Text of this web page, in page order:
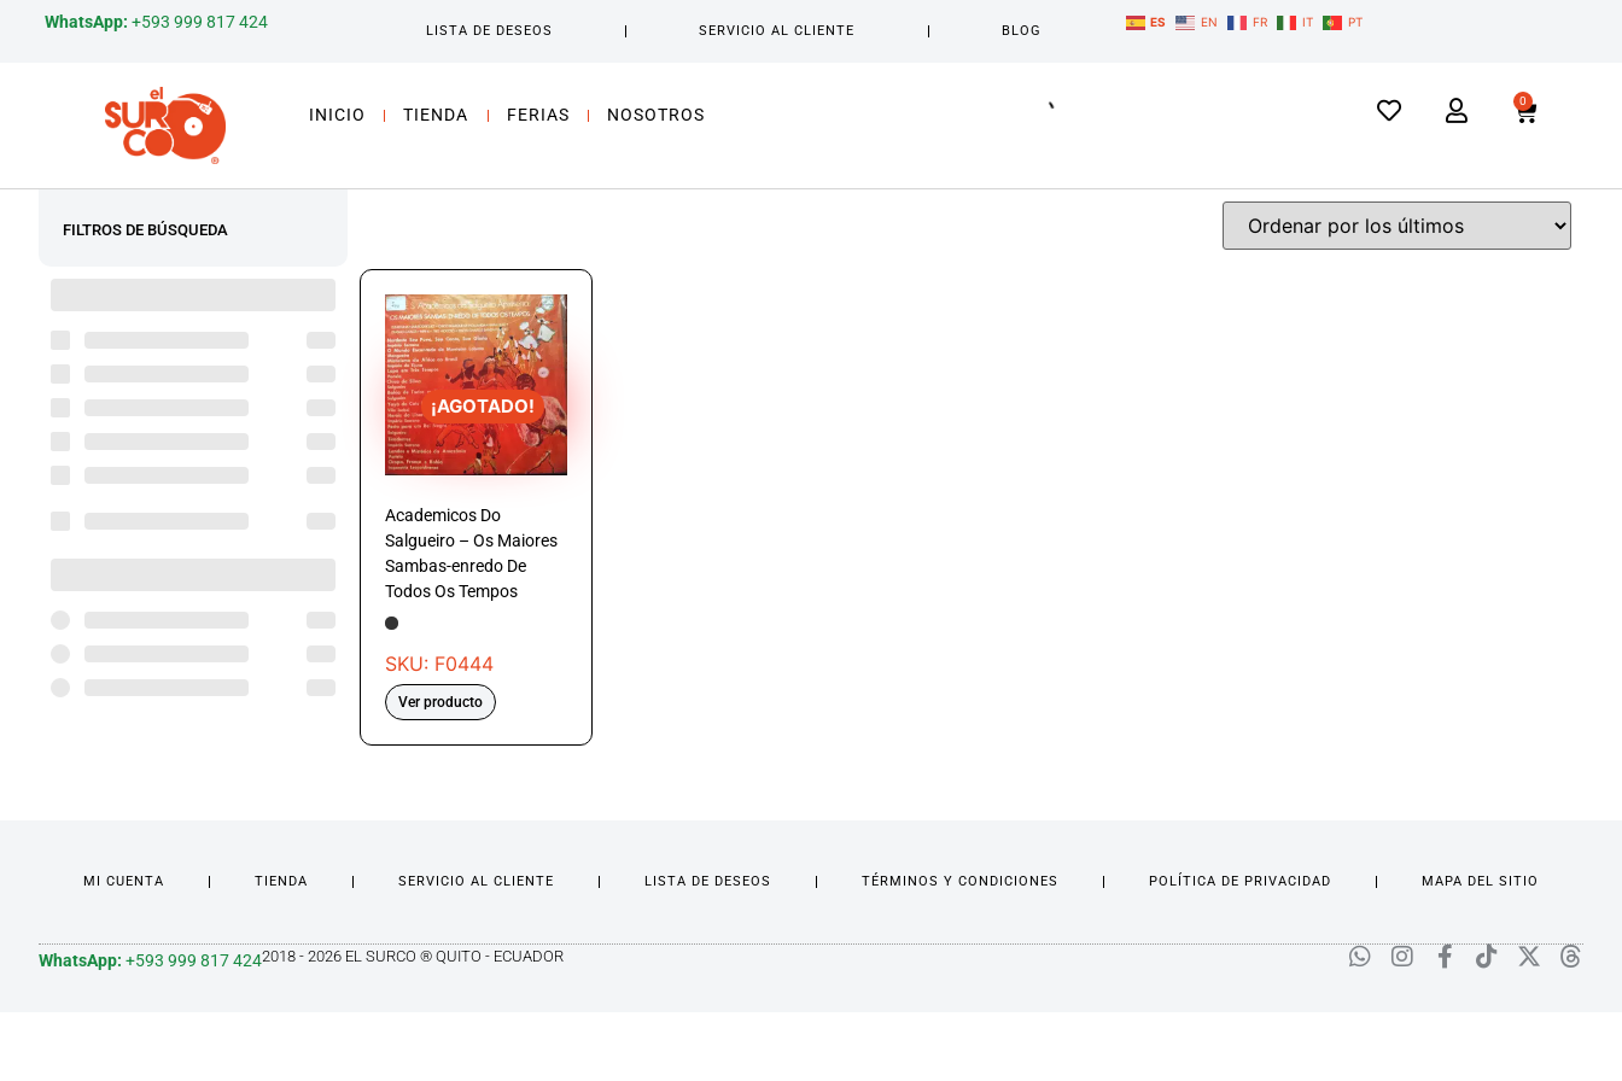
WhatsApp: +593 999 817 424 LISTA DE DESEOS SERVICIO AL CLIENTE BLOG
ES EN FR IT PT
INICIO TIENDA FERIAS NOSOTROS
0
FILTROS DE BÚSQUEDA
¡AGOTADO!
Academicos Do
Salgueiro – Os Maiores
Sambas-enredo De
Todos Os Tempos
SKU: F0444
Ver producto
MI CUENTA TIENDA SERVICIO AL CLIENTE LISTA DE DESEOS TÉRMINOS Y CONDICIONES POLÍTICA DE PRIVACIDAD MAPA DEL SITIO
WhatsApp: +593 999 817 4242018 - 2026 EL SURCO ® QUITO - ECUADOR